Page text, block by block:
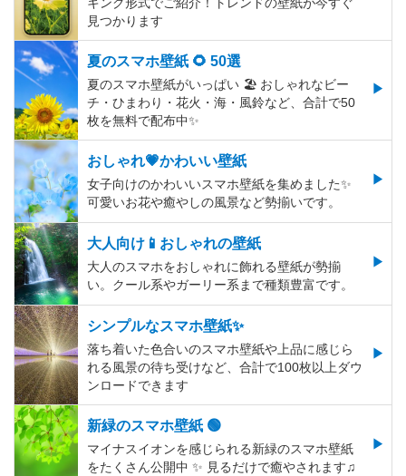
キング形式でご紹介！トレンドの壁紙が今すぐ
見つかります
夏のスマホ壁紙 🌻 50選
夏のスマホ壁紙がいっぱい 🏖 おしゃれなビー
チ・ひまわり・花火・海・風鈴など、合計で50
枚を無料で配布中✨
おしゃれ💗かわいい壁紙
女子向けのかわいいスマホ壁紙を集めました✨
可愛いお花や癒やしの風景など勢揃いです。
大人向け📱おしゃれの壁紙
大人のスマホをおしゃれに飾れる壁紙が勢揃
い。クール系やガーリー系まで種類豊富です。
シンプルなスマホ壁紙✨
落ち着いた色合いのスマホ壁紙や上品に感じら
れる風景の待ち受けなど、合計で100枚以上ダウ
ンロードできます
新緑のスマホ壁紙 🟢
マイナスイオンを感じられる新緑のスマホ壁紙
をたくさん公開中 ✨ 見るだけで癒やされます♫